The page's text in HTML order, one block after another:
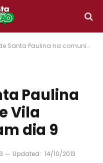
Paulina na comunidade Vila Regino terminam dia 9
Paulina
Vila
dia 9
Updated: 14/10/2013